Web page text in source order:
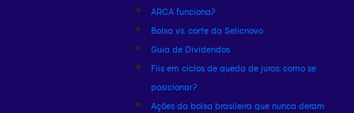
ARCA funciona?
Bolsa vs. corte da Selicnovo
Guia de Dividendos
Fiis em ciclos de queda de juros: como se
posicionar?
Ações da bolsa brasileira que nunca deram